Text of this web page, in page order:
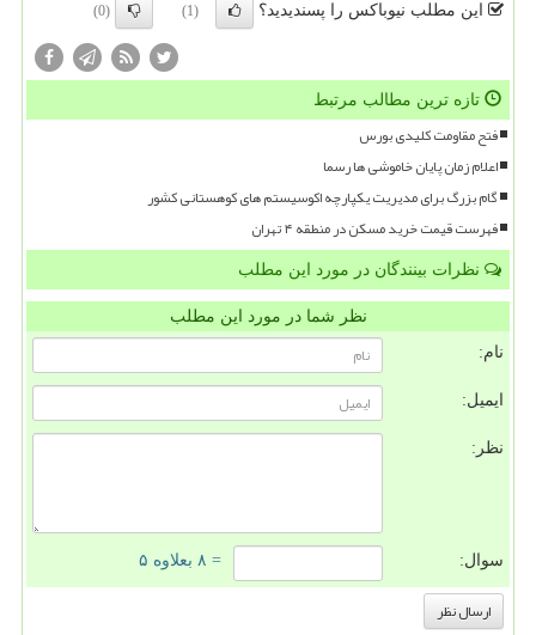
این مطلب نیوباکس را پسندیدید؟ (1)
(0)
تازه ترین مطالب مرتبط
فتح مقاومت کلیدی بورس
اعلام زمان پایان خاموشی ها رسما
گام بزرگ برای مدیریت یکپارچه اکوسیستم های کوهستانی کشور
فهرست قیمت خرید مسکن در منطقه ۴ تهران
نظرات بینندگان در مورد این مطلب
نظر شما در مورد این مطلب
نام:
ایمیل:
نظر:
سوال: = ۸ بعلاوه ۵